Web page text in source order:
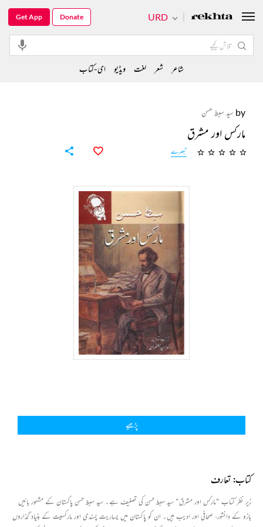
by سید سبط حسن
مارکس اور مشرق
تبصرے
پڑھیے
کتاب: تعارف
زیر نظر کتاب "مارکس اور مشرق" سید سبط حسن کی تصنیف ہے۔ سید سبط حسن پاکستان کے مشہور بائیں
بازو کے دانشور، صحافی اور ادیب ہیں۔ ان کو پاکستان میں یساریت پسندی اور مارکسیت کے بنیاد گذاروں
URD
Get App Donate
شاعر شعر لغت ویڈیو ای-کتاب